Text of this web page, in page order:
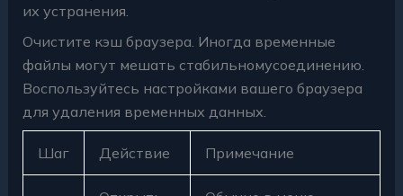
их устранения.
Очистите кэш браузера. Иногда временные
файлы могут мешать стабильномусоединению.
Воспользуйтесь настройками вашего браузера
для удаления временных данных.
Шаг Действие Примечание